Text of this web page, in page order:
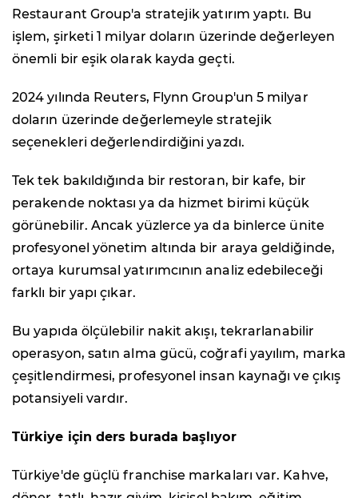
Restaurant Group'a stratejik yatırım yaptı. Bu
işlem, şirketi 1 milyar doların üzerinde değerleyen
önemli bir eşik olarak kayda geçti.
2024 yılında Reuters, Flynn Group'un 5 milyar
doların üzerinde değerlemeyle stratejik
seçenekleri değerlendirdiğini yazdı.
Tek tek bakıldığında bir restoran, bir kafe, bir
perakende noktası ya da hizmet birimi küçük
görünebilir. Ancak yüzlerce ya da binlerce ünite
profesyonel yönetim altında bir araya geldiğinde,
ortaya kurumsal yatırımcının analiz edebileceği
farklı bir yapı çıkar.
Bu yapıda ölçülebilir nakit akışı, tekrarlanabilir
operasyon, satın alma gücü, coğrafi yayılım, marka
çeşitlendirmesi, profesyonel insan kaynağı ve çıkış
potansiyeli vardır.
Türkiye için ders burada başlıyor
Türkiye'de güçlü franchise markaları var. Kahve,